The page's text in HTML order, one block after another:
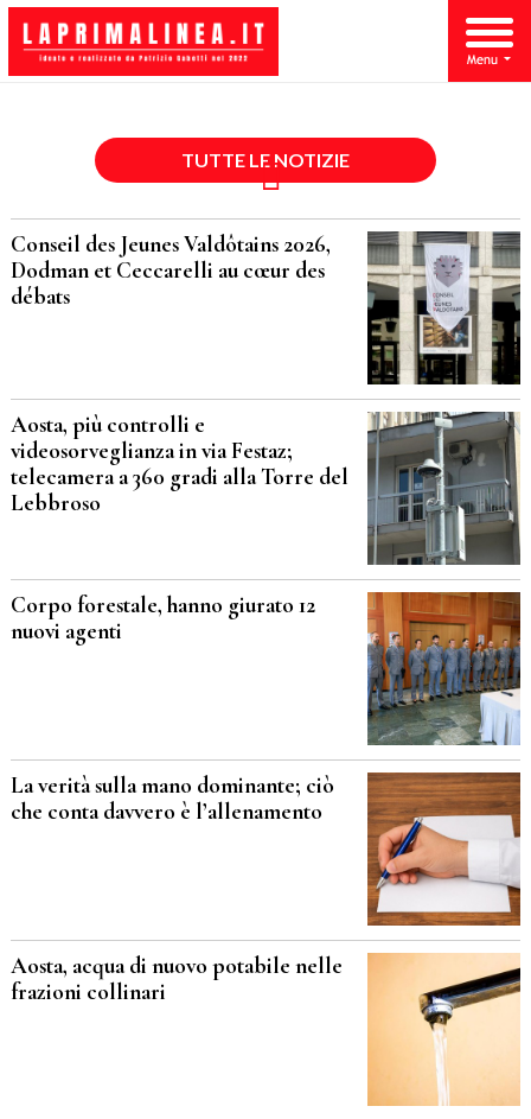
TUTTE LE NOTIZIE
Conseil des Jeunes Valdôtains 2026,
Dodman et Ceccarelli au cœur des
débats
Aosta, più controlli e
videosorveglianza in via Festaz;
telecamera a 360 gradi alla Torre del
Lebbroso
Corpo forestale, hanno giurato 12
nuovi agenti
La verità sulla mano dominante; ciò
che conta davvero è l’allenamento
Aosta, acqua di nuovo potabile nelle
frazioni collinari